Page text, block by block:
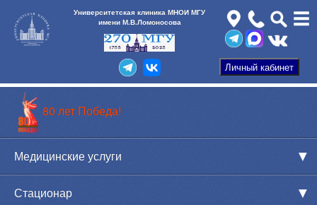
Университетская клиника МНОИ МГУ
имени М.В.Ломоносова
80 лет Победа!
Медицинские услуги
Стационар